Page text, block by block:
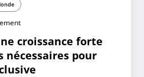
croissance forte
nécessaires pour